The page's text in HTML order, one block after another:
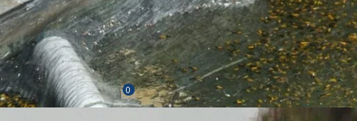
LAIN
Bisa Besar, Simak Rahasia
On Maret 27, 2026 0